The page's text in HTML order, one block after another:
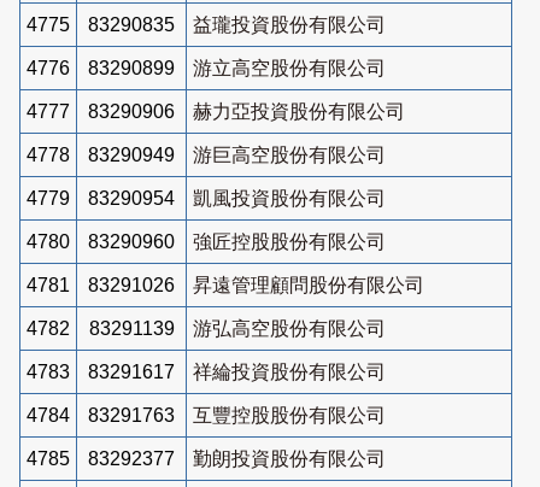
4775 83290835 益瓏投資股份有限公司
4776 83290899 游立高空股份有限公司
4777 83290906 赫力亞投資股份有限公司
4778 83290949 游巨高空股份有限公司
4779 83290954 凱風投資股份有限公司
4780 83290960 強匠控股股份有限公司
4781 83291026 昇遠管理顧問股份有限公司
4782 83291139 游弘高空股份有限公司
4783 83291617 祥綸投資股份有限公司
4784 83291763 互豐控股股份有限公司
4785 83292377 勤朗投資股份有限公司